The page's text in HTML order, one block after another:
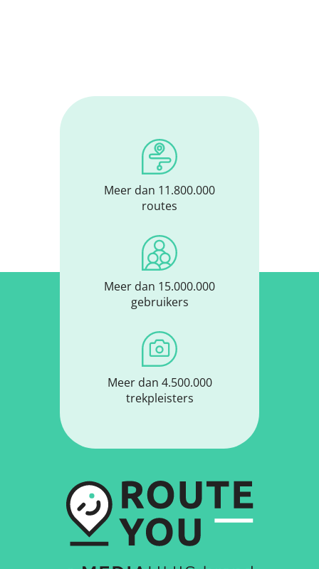
Meer dan 11.800.000
routes
Meer dan 15.000.000
gebruikers
Meer dan 4.500.000
trekpleisters